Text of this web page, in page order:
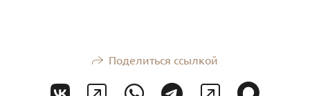
Поделиться ссылкой